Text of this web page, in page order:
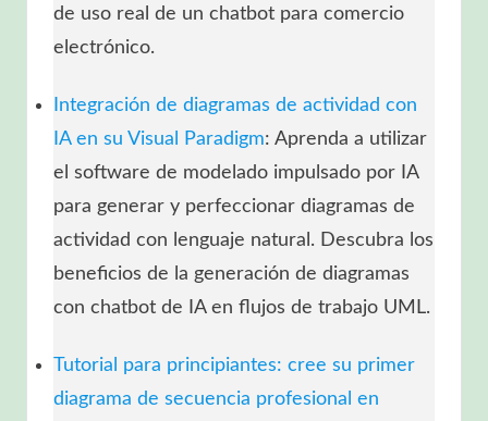
de uso real de un chatbot para comercio
electrónico.
Integración de diagramas de actividad con
IA en su Visual Paradigm: Aprenda a utilizar
el software de modelado impulsado por IA
para generar y perfeccionar diagramas de
actividad con lenguaje natural. Descubra los
beneficios de la generación de diagramas
con chatbot de IA en flujos de trabajo UML.
Tutorial para principiantes: cree su primer
diagrama de secuencia profesional en